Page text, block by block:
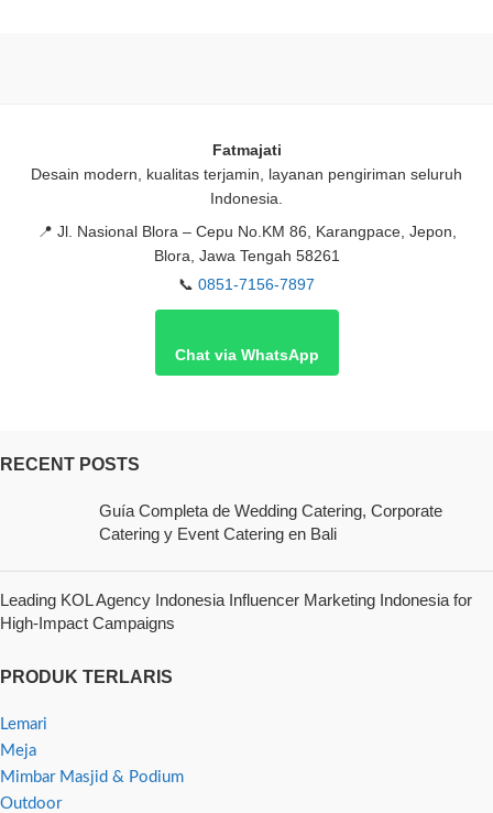
Fatmajati
Desain modern, kualitas terjamin, layanan pengiriman seluruh
Indonesia.
📍 Jl. Nasional Blora – Cepu No.KM 86, Karangpace, Jepon,
Blora, Jawa Tengah 58261
📞 0851-7156-7897
Chat via WhatsApp
RECENT POSTS
Guía Completa de Wedding Catering, Corporate
Catering y Event Catering en Bali
Leading KOL Agency Indonesia Influencer Marketing Indonesia for
High-Impact Campaigns
PRODUK TERLARIS
Lemari
Meja
Mimbar Masjid & Podium
Outdoor